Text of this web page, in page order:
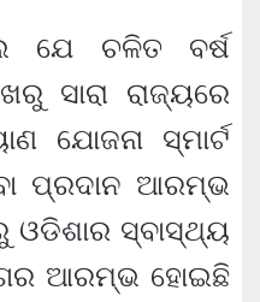
ଯେ ଚଳିତ ବର୍ଷ
ସାରା ରାଜ୍ୟରେ
ଯୋଜନା ସ୍ମାର୍ଟ
ପ୍ରଦାନ ଆରମ୍ଭ
ଓଡିଶାର ସ୍ବାସ୍ଥ୍ୟ
ଆରମ୍ଭ ହୋଇଛି